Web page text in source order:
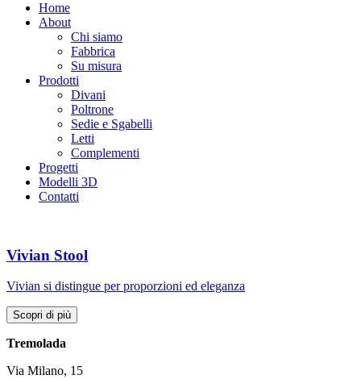
Home
About
Chi siamo
Fabbrica
Su misura
Prodotti
Divani
Poltrone
Sedie e Sgabelli
Letti
Complementi
Progetti
Modelli 3D
Contatti
Vivian Stool
Vivian si distingue per proporzioni ed eleganza
Scopri di più
Tremolada
Via Milano, 15